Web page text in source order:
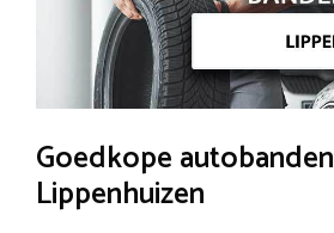
Goedkope autobanden
Lippenhuizen